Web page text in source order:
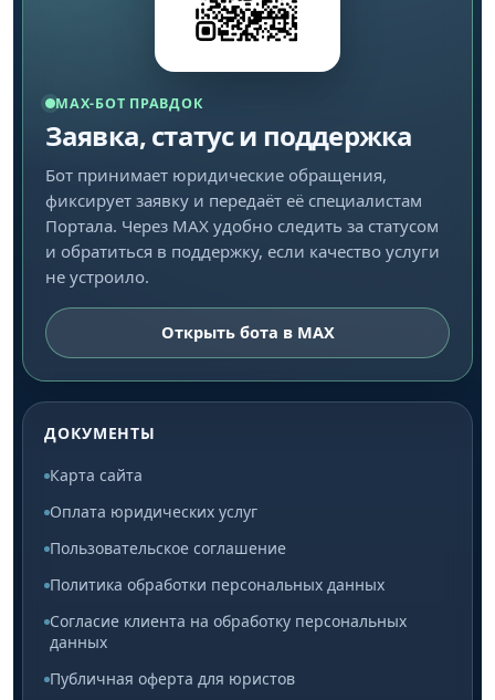
MAX-БОТ ПРАВДОК
Заявка, статус и поддержка
Бот принимает юридические обращения,
фиксирует заявку и передаёт её специалистам
Портала. Через MAX удобно следить за статусом
и обратиться в поддержку, если качество услуги
не устроило.
Открыть бота в MAX
ДОКУМЕНТЫ
Карта сайта
Оплата юридических услуг
Пользовательское соглашение
Политика обработки персональных данных
Согласие клиента на обработку персональных
данных
Публичная оферта для юристов